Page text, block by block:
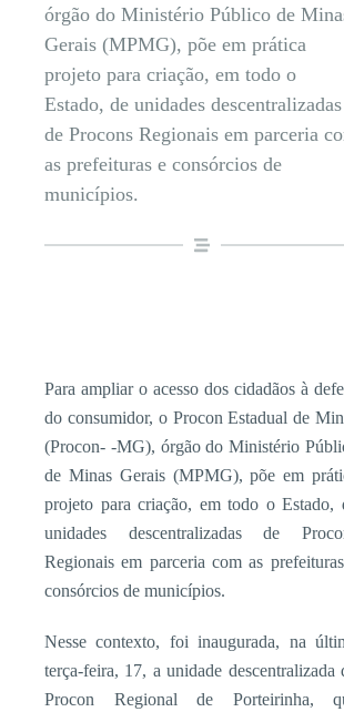
órgão do Ministério Público de
Gerais (MPMG), põe em prática
projeto para criação, em todo o
Estado, de unidades descentralizadas
de Procons Regionais em parceria
as prefeituras e consórcios de
municípios.
Para ampliar o acesso dos cidadãos à
do consumidor, o Procon Estadual de
(Procon- -MG), órgão do Ministério
de Minas Gerais (MPMG), põe em
projeto para criação, em todo o Estado,
unidades descentralizadas de
Regionais em parceria com as
consórcios de municípios.
Nesse contexto, foi inaugurada, na
terça-feira, 17, a unidade descentralizada
Procon Regional de Porteirinha,